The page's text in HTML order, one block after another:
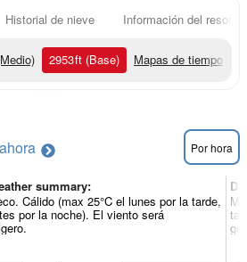
Historial de nieve Información del resort
2953ft (Base) Mapas de tiempo
ahora Por hora
summary:
Cálido (max 25°C el lunes por la tarde,
por la noche). El viento será